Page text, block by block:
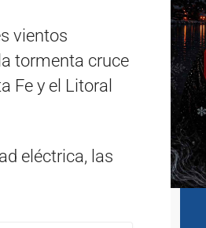
vientos
tormenta cruce
Fe y el Litoral
eléctrica, las